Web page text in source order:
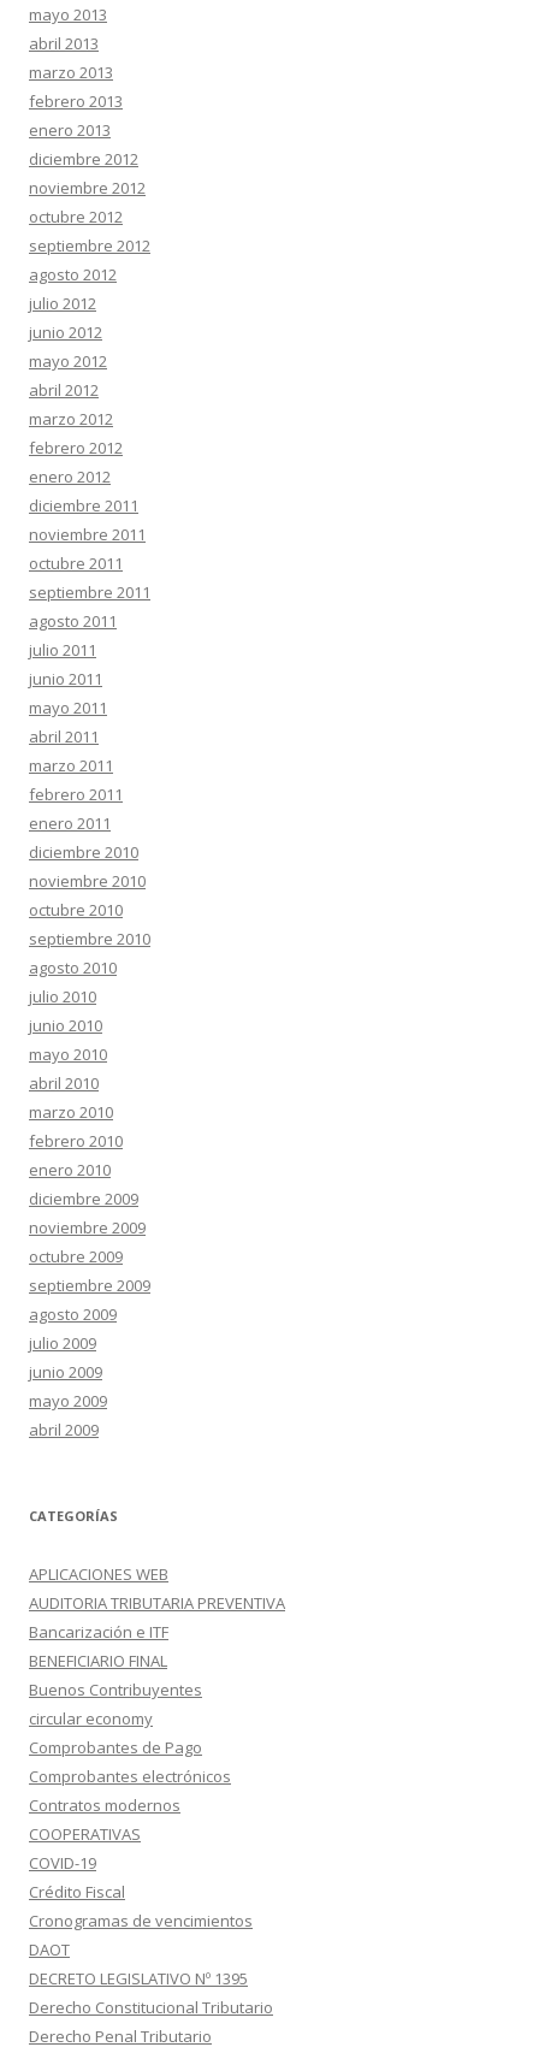
mayo 2013
abril 2013
marzo 2013
febrero 2013
enero 2013
diciembre 2012
noviembre 2012
octubre 2012
septiembre 2012
agosto 2012
julio 2012
junio 2012
mayo 2012
abril 2012
marzo 2012
febrero 2012
enero 2012
diciembre 2011
noviembre 2011
octubre 2011
septiembre 2011
agosto 2011
julio 2011
junio 2011
mayo 2011
abril 2011
marzo 2011
febrero 2011
enero 2011
diciembre 2010
noviembre 2010
octubre 2010
septiembre 2010
agosto 2010
julio 2010
junio 2010
mayo 2010
abril 2010
marzo 2010
febrero 2010
enero 2010
diciembre 2009
noviembre 2009
octubre 2009
septiembre 2009
agosto 2009
julio 2009
junio 2009
mayo 2009
abril 2009
CATEGORÍAS
APLICACIONES WEB
AUDITORIA TRIBUTARIA PREVENTIVA
Bancarización e ITF
BENEFICIARIO FINAL
Buenos Contribuyentes
circular economy
Comprobantes de Pago
Comprobantes electrónicos
Contratos modernos
COOPERATIVAS
COVID-19
Crédito Fiscal
Cronogramas de vencimientos
DAOT
DECRETO LEGISLATIVO Nº 1395
Derecho Constitucional Tributario
Derecho Penal Tributario